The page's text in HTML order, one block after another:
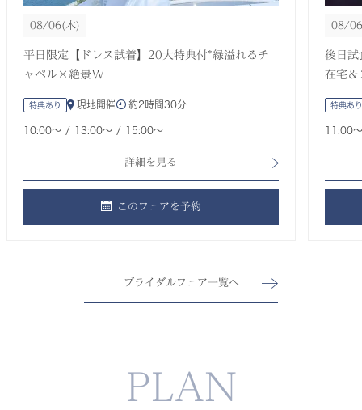
08/06(木)
平日限定【ドレス試着】20大特典付*緑溢れるチ
ャペル×絶景W
特典あり 現地開催 約 2時間30分
10:00〜 13:00〜 15:00〜
詳細を見る
このフェアを予約
08/06
後日試
在宅＆
特典あり
11:00〜
ブライダルフェア一覧へ
PLAN